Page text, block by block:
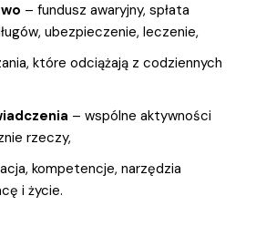
– fundusz awaryjny, spłata
ubezpieczenie, leczenie,
które odciążają z codziennych
– wspólne aktywności
rzeczy,
kompetencje, narzędzia
i życie.